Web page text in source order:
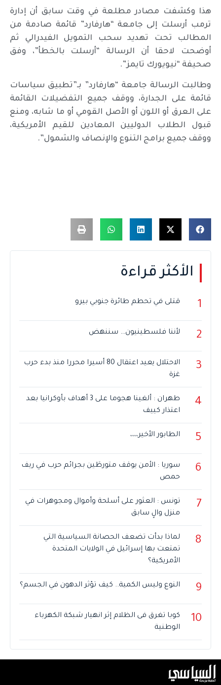
هذا وكشفت مصادر مطلعة في وقت سابق أن إدارة
ترمب أرسلت إلى جامعة “هارفارد” قائمة صادمة من
المطالب تحت تهديد سحب التمويل الفيدرالي ثم
أوضحت لاحقا أن الرسالة “أرسلت بالخطأ”، وفق
صحيفة “نيويورك تايمز”.
وطالبت الرسالة جامعة “هارفارد” بـ”تطبيق سياسات
قائمة على الجدارة، ووقف جميع التفضيلات القائمة
على العرق أو اللون أو الأصل القومي أو ما شابه، ومنع
قبول الطلاب الدوليين المعادين للقيم الأمريكية،
ووقف جميع برامج التنوع والإنصاف والشمول”.
الأكثر قراءة
1 قتلى في تحطم طائرة جنوبي بيرو
2 لأننا فلسطينيون… سننهض
3
الاحتلال يعيد اعتقال 80 أسيرا محررا منذ بدء حرب
غزة
4
طهران : ألغينا هجوما على 3 أهداف بأوكرانيا بعد
اعتذار كييف
5 الطابور الأخير،،،،
6
سوريا : الأمن يوقف متورطَين بجرائم حرب في ريف
حمص
7
تونس : العثور على أسلحة وأموال ومجوهرات في
منزل والٍ سابق
8
لماذا بدأت تضعف الحصانة السياسية التي
تمتعت بها إسرائيل في الولايات المتحدة
الأمريكية؟
9 النوع وليس الكمية.. كيف تؤثر الدهون في الجسم؟
10
كوبا تغرق فى الظلام إثر انهيار شبكة الكهرباء
الوطنية